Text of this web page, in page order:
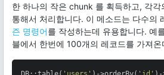
한 하나의 작은 chunk 를 획득하고, 각각
통해서 처리합니다. 이 메소드는 다수의
즌 명령어를 작성하는데 유용합니다. 예
블에서 한번에 100개의 레코드를 가져